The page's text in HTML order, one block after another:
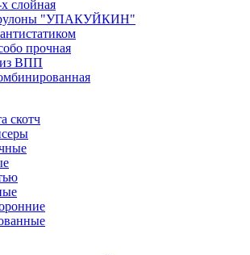
слойная
"УПАКУЙКИН"
прочная
ВПП
скотч